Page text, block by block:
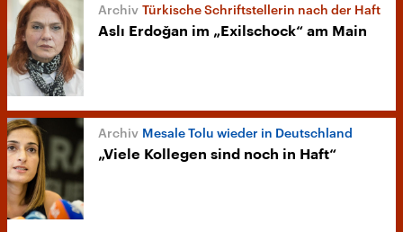
Türkische Schriftstellerin nach der Haft
Aslı Erdoğan im „Exilschock“ am Main
Mesale Tolu wieder in Deutschland
„Viele Kollegen sind noch in Haft“